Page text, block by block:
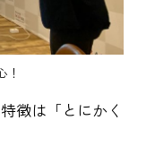
！
徴は「とにかく